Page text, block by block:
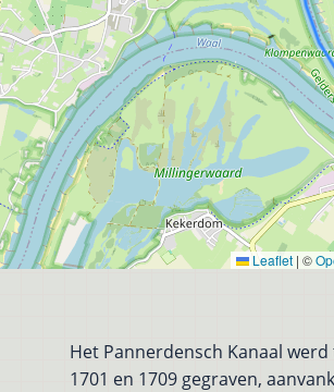
Leaflet | ©
Het Pannerdensch Kanaal werd
1701 en 1709 gegraven,